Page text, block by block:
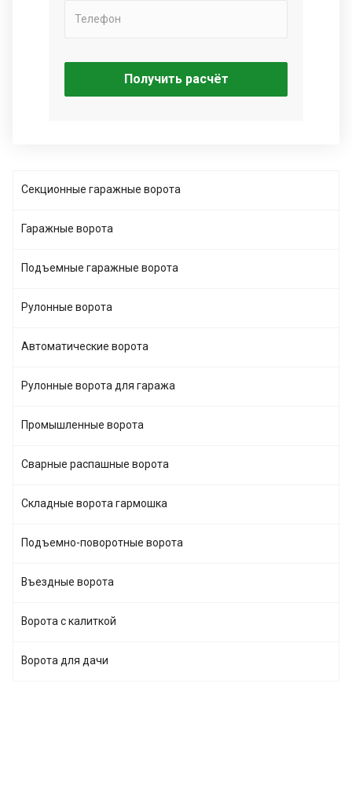
Получить расчёт
Секционные гаражные ворота
Гаражные ворота
Подъемные гаражные ворота
Рулонные ворота
Автоматические ворота
Рулонные ворота для гаража
Промышленные ворота
Сварные распашные ворота
Складные ворота гармошка
Подъемно-поворотные ворота
Въездные ворота
Ворота с калиткой
Ворота для дачи